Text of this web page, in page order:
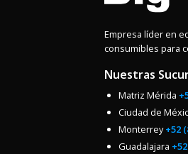
Empresa líder en
consumibles para
Nuestras
Matriz Mérida
Ciudad de
Monterrey+52
Guadalajara